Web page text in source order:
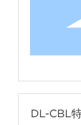
DL-CBL